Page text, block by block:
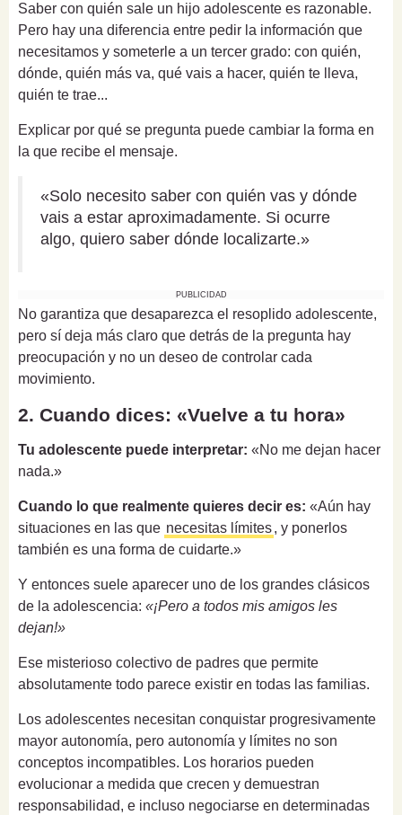
Saber con quién sale un hijo adolescente es razonable.
Pero hay una diferencia entre pedir la información que
necesitamos y someterle a un tercer grado: con quién,
dónde, quién más va, qué vais a hacer, quién te lleva,
quién te trae...
Explicar por qué se pregunta puede cambiar la forma en
la que recibe el mensaje.
«Solo necesito saber con quién vas y dónde
vais a estar aproximadamente. Si ocurre
algo, quiero saber dónde localizarte.»
PUBLICIDAD
No garantiza que desaparezca el resoplido adolescente,
pero sí deja más claro que detrás de la pregunta hay
preocupación y no un deseo de controlar cada
movimiento.
2. Cuando dices: «Vuelve a tu hora»
Tu adolescente puede interpretar: «No me dejan hacer
nada.»
Cuando lo que realmente quieres decir es: «Aún hay
situaciones en las que necesitas límites, y ponerlos
también es una forma de cuidarte.»
Y entonces suele aparecer uno de los grandes clásicos
de la adolescencia: «¡Pero a todos mis amigos les
dejan!»
Ese misterioso colectivo de padres que permite
absolutamente todo parece existir en todas las familias.
Los adolescentes necesitan conquistar progresivamente
mayor autonomía, pero autonomía y límites no son
conceptos incompatibles. Los horarios pueden
evolucionar a medida que crecen y demuestran
responsabilidad, e incluso negociarse en determinadas